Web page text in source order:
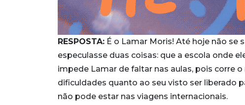
RESPOSTA: É o Lamar Moris! Até hoje não se
especulasse duas coisas: que a escola onde
impede Lamar de faltar nas aulas, pois corre
dificuldades quanto ao seu visto ser liberado
não pode estar nas viagens internacionais.